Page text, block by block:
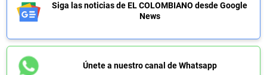
Siga las noticias de EL COLOMBIANO desde Google
News
Únete a nuestro canal de Whatsapp